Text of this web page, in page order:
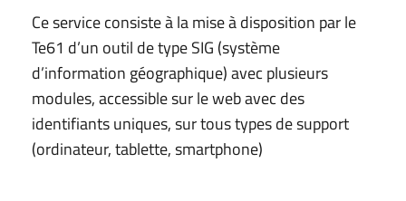
Ce service consiste à la mise à disposition par le
Te61 d’un outil de type SIG (système
d’information géographique) avec plusieurs
modules, accessible sur le web avec des
identifiants uniques, sur tous types de support
(ordinateur, tablette, smartphone)